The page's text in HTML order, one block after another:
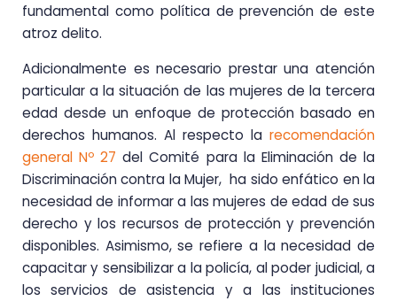
fundamental como política de prevención de este
atroz delito.
Adicionalmente es necesario prestar una atención
particular a la situación de las mujeres de la tercera
edad desde un enfoque de protección basado en
derechos humanos. Al respecto la recomendación
general Nº 27 del Comité para la Eliminación de la
Discriminación contra la Mujer, ha sido enfático en la
necesidad de informar a las mujeres de edad de sus
derecho y los recursos de protección y prevención
disponibles. Asimismo, se refiere a la necesidad de
capacitar y sensibilizar a la policía, al poder judicial, a
los servicios de asistencia y a las instituciones